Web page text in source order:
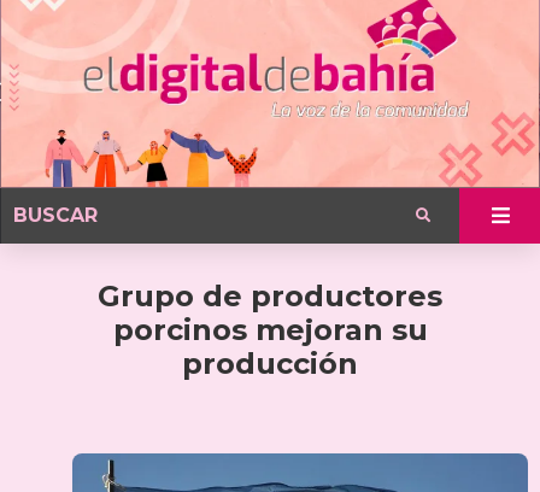
Grupo de productores
porcinos mejoran su
producción